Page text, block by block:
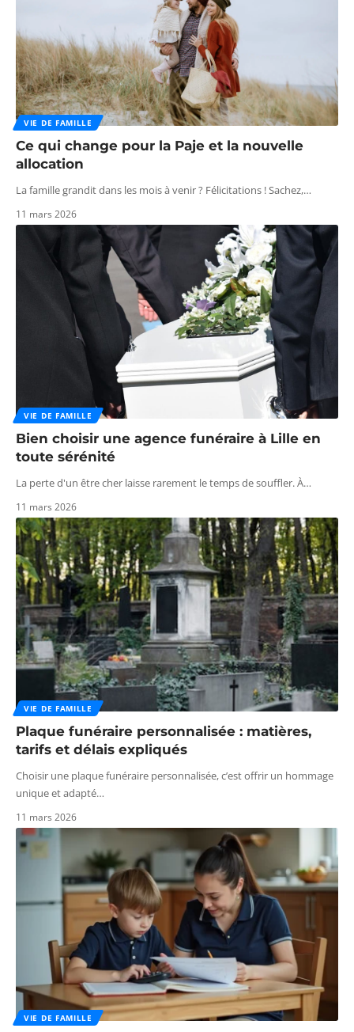
VIE DE FAMILLE
Ce qui change pour la Paje et la nouvelle
allocation
La famille grandit dans les mois à venir ? Félicitations ! Sachez,…
11 mars 2026
VIE DE FAMILLE
Bien choisir une agence funéraire à Lille en
toute sérénité
La perte d'un être cher laisse rarement le temps de souffler. À…
11 mars 2026
VIE DE FAMILLE
Plaque funéraire personnalisée : matières,
tarifs et délais expliqués
Choisir une plaque funéraire personnalisée, c’est offrir un hommage
unique et adapté…
11 mars 2026
VIE DE FAMILLE